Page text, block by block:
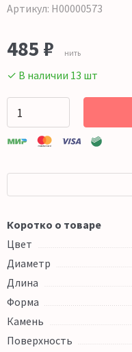
Артикул: Н00000573
485 ₽ нить
✓ В наличии 13 шт
Коротко о товаре
Цвет
Диаметр
Длина
Форма
Камень
Поверхность